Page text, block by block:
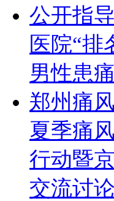
公开指
医院“排
男性患
郑州痛
夏季痛
行动暨
交流讨论